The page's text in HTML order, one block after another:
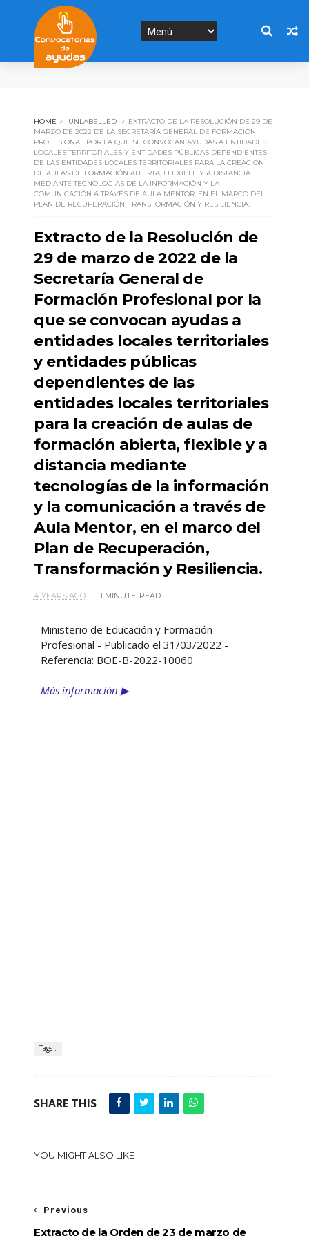
HOME UNLABELLED
EXTRACTO DE LA RESOLUCIÓN DE 29 DE
MARZO DE 2022 DE LA SECRETARÍA GENERAL DE FORMACIÓN
PROFESIONAL POR LA QUE SE CONVOCAN AYUDAS A ENTIDADES
LOCALES TERRITORIALES Y ENTIDADES PÚBLICAS DEPENDIENTES
DE LAS ENTIDADES LOCALES TERRITORIALES PARA LA CREACIÓN
DE AULAS DE FORMACIÓN ABIERTA, FLEXIBLE Y A DISTANCIA
MEDIANTE TECNOLOGÍAS DE LA INFORMACIÓN Y LA
COMUNICACIÓN A TRAVÉS DE AULA MENTOR, EN EL MARCO DEL
PLAN DE RECUPERACIÓN, TRANSFORMACIÓN Y RESILIENCIA.
Extracto de la Resolución de
29 de marzo de 2022 de la
Secretaría General de
Formación Profesional por la
que se convocan ayudas a
entidades locales territoriales
y entidades públicas
dependientes de las
entidades locales territoriales
para la creación de aulas de
formación abierta, flexible y a
distancia mediante
tecnologías de la información
y la comunicación a través de
Aula Mentor, en el marco del
Plan de Recuperación,
Transformación y Resiliencia.
4 YEARS AGO 1 MINUTE READ
Ministerio de Educación y Formación
Profesional - Publicado el 31/03/2022 -
Referencia: BOE-B-2022-10060
Más información ▶
Tags :
SHARE THIS
YOU MIGHT ALSO LIKE
Previous
Extracto de la Orden de 23 de marzo de